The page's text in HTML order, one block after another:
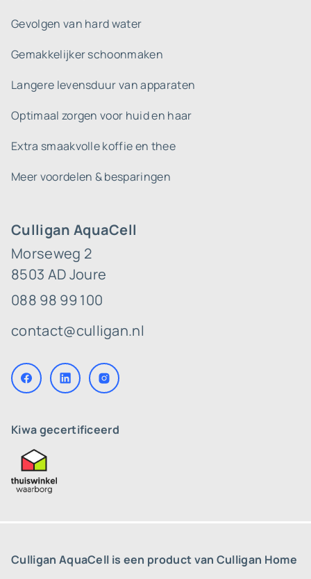
Culligan AquaCell
Morseweg 2
8503 AD Joure
088 98 99 100
contact@culligan.nl
Kiwa gecertificeerd
Gevolgen van hard water
Gemakkelijker schoonmaken
Langere levensduur van apparaten
Optimaal zorgen voor huid en haar
Extra smaakvolle koffie en thee
Meer voordelen & besparingen
Culligan AquaCell is een product van Culligan Home